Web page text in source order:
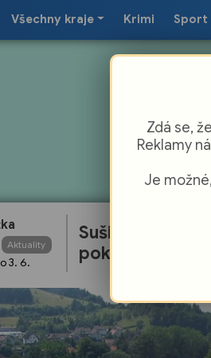
Všechny kraje Krimi Sport
Aktuality
3. 6.
Sušici čekají
pokládka
Zdá se,
Reklamy
Je